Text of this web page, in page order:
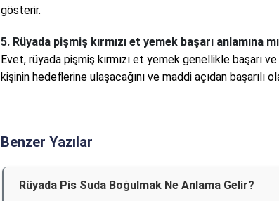
gösterir.
5. Rüyada pişmiş kırmızı et yemek başarı anlamına
Evet, rüyada pişmiş kırmızı et yemek genellikle başarı
kişinin hedeflerine ulaşacağını ve maddi açıdan başarılı
Benzer Yazılar
Rüyada Pis Suda Boğulmak Ne Anlama Gelir?